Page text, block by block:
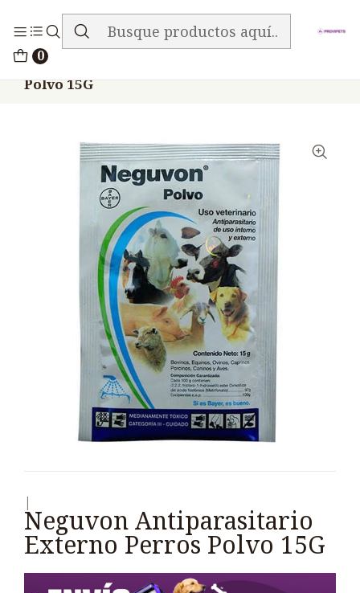
0
ENVIO GRATIS EN TODA LA TIENDA
Polvo 15G
Neguvon Antiparasitario
Externo Perros Polvo 15G